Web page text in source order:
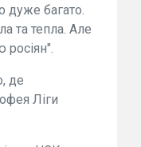
дуже багато.
та тепла. Але
де
Ліги